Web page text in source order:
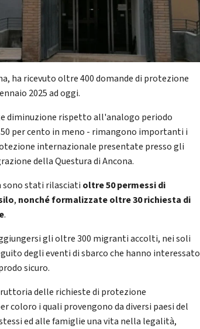
ha ricevuto oltre 400 domande di protezione
2025 ad oggi.
diminuzione rispetto all'analogo periodo
per cento in meno - rimangono importanti i
internazionale presentate presso gli
della Questura di Ancona.
stati rilasciati oltre 50 permessi di
, nonché formalizzate oltre 30 richiesta di
.
gli oltre 300 migranti accolti, nei soli
degli eventi di sbarco che hanno interessato
sicuro.
delle richieste di protezione
coloro i quali provengono da diversi paesi del
ed alle famiglie una vita nella legalità,